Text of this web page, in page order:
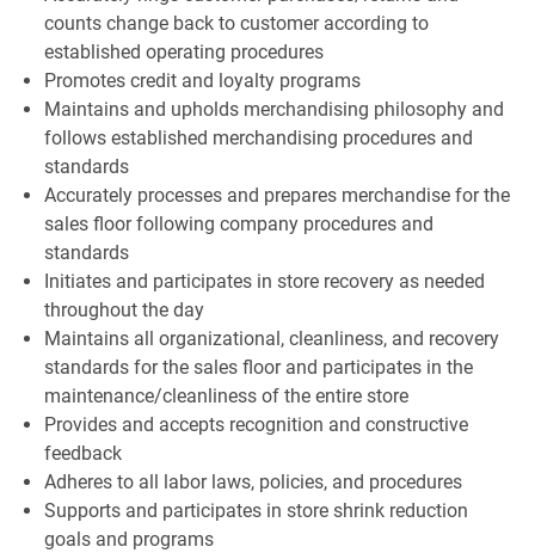
counts change back to customer according to
established operating procedures
Promotes credit and loyalty programs
Maintains and upholds merchandising philosophy and
follows established merchandising procedures and
standards
Accurately processes and prepares merchandise for the
sales floor following company procedures and
standards
Initiates and participates in store recovery as needed
throughout the day
Maintains all organizational, cleanliness, and recovery
standards for the sales floor and participates in the
maintenance/cleanliness of the entire store
Provides and accepts recognition and constructive
feedback
Adheres to all labor laws, policies, and procedures
Supports and participates in store shrink reduction
goals and programs